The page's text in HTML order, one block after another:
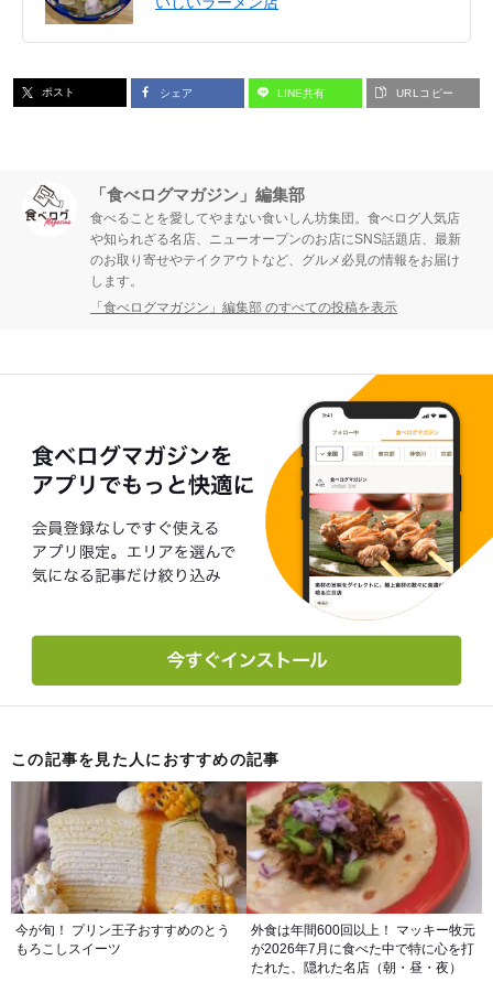
ポスト シェア LINE共有 URLコピー
「食べログマガジン」編集部
食べることを愛してやまない食いしん坊集団。食べログ人気店
や知られざる名店、ニューオープンのお店にSNS話題店、最新
のお取り寄せやテイクアウトなど、グルメ必見の情報をお届け
します。
「食べログマガジン」編集部 のすべての投稿を表示
この記事を見た人におすすめの記事
今が旬！ プリン王子おすすめのとう
もろこしスイーツ
外食は年間600回以上！ マッキー牧元
が2026年7月に食べた中で特に心を打
たれた、隠れた名店（朝・昼・夜）